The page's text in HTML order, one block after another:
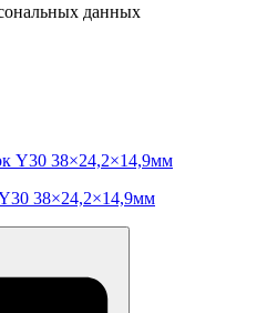
данных
38×24,2×14,9мм